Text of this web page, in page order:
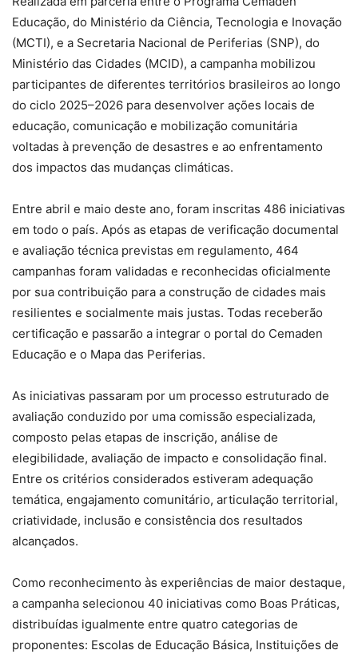
Educação, do Ministério da Ciência, Tecnologia e Inovação
(MCTI), e a Secretaria Nacional de Periferias (SNP), do
Ministério das Cidades (MCID), a campanha mobilizou
participantes de diferentes territórios brasileiros ao longo
do ciclo 2025–2026 para desenvolver ações locais de
educação, comunicação e mobilização comunitária
voltadas à prevenção de desastres e ao enfrentamento
dos impactos das mudanças climáticas.
Entre abril e maio deste ano, foram inscritas 486 iniciativas
em todo o país. Após as etapas de verificação documental
e avaliação técnica previstas em regulamento, 464
campanhas foram validadas e reconhecidas oficialmente
por sua contribuição para a construção de cidades mais
resilientes e socialmente mais justas. Todas receberão
certificação e passarão a integrar o portal do Cemaden
Educação e o Mapa das Periferias.
As iniciativas passaram por um processo estruturado de
avaliação conduzido por uma comissão especializada,
composto pelas etapas de inscrição, análise de
elegibilidade, avaliação de impacto e consolidação final.
Entre os critérios considerados estiveram adequação
temática, engajamento comunitário, articulação territorial,
criatividade, inclusão e consistência dos resultados
alcançados.
Como reconhecimento às experiências de maior destaque,
a campanha selecionou 40 iniciativas como Boas Práticas,
distribuídas igualmente entre quatro categorias de
proponentes: Escolas de Educação Básica, Instituições de